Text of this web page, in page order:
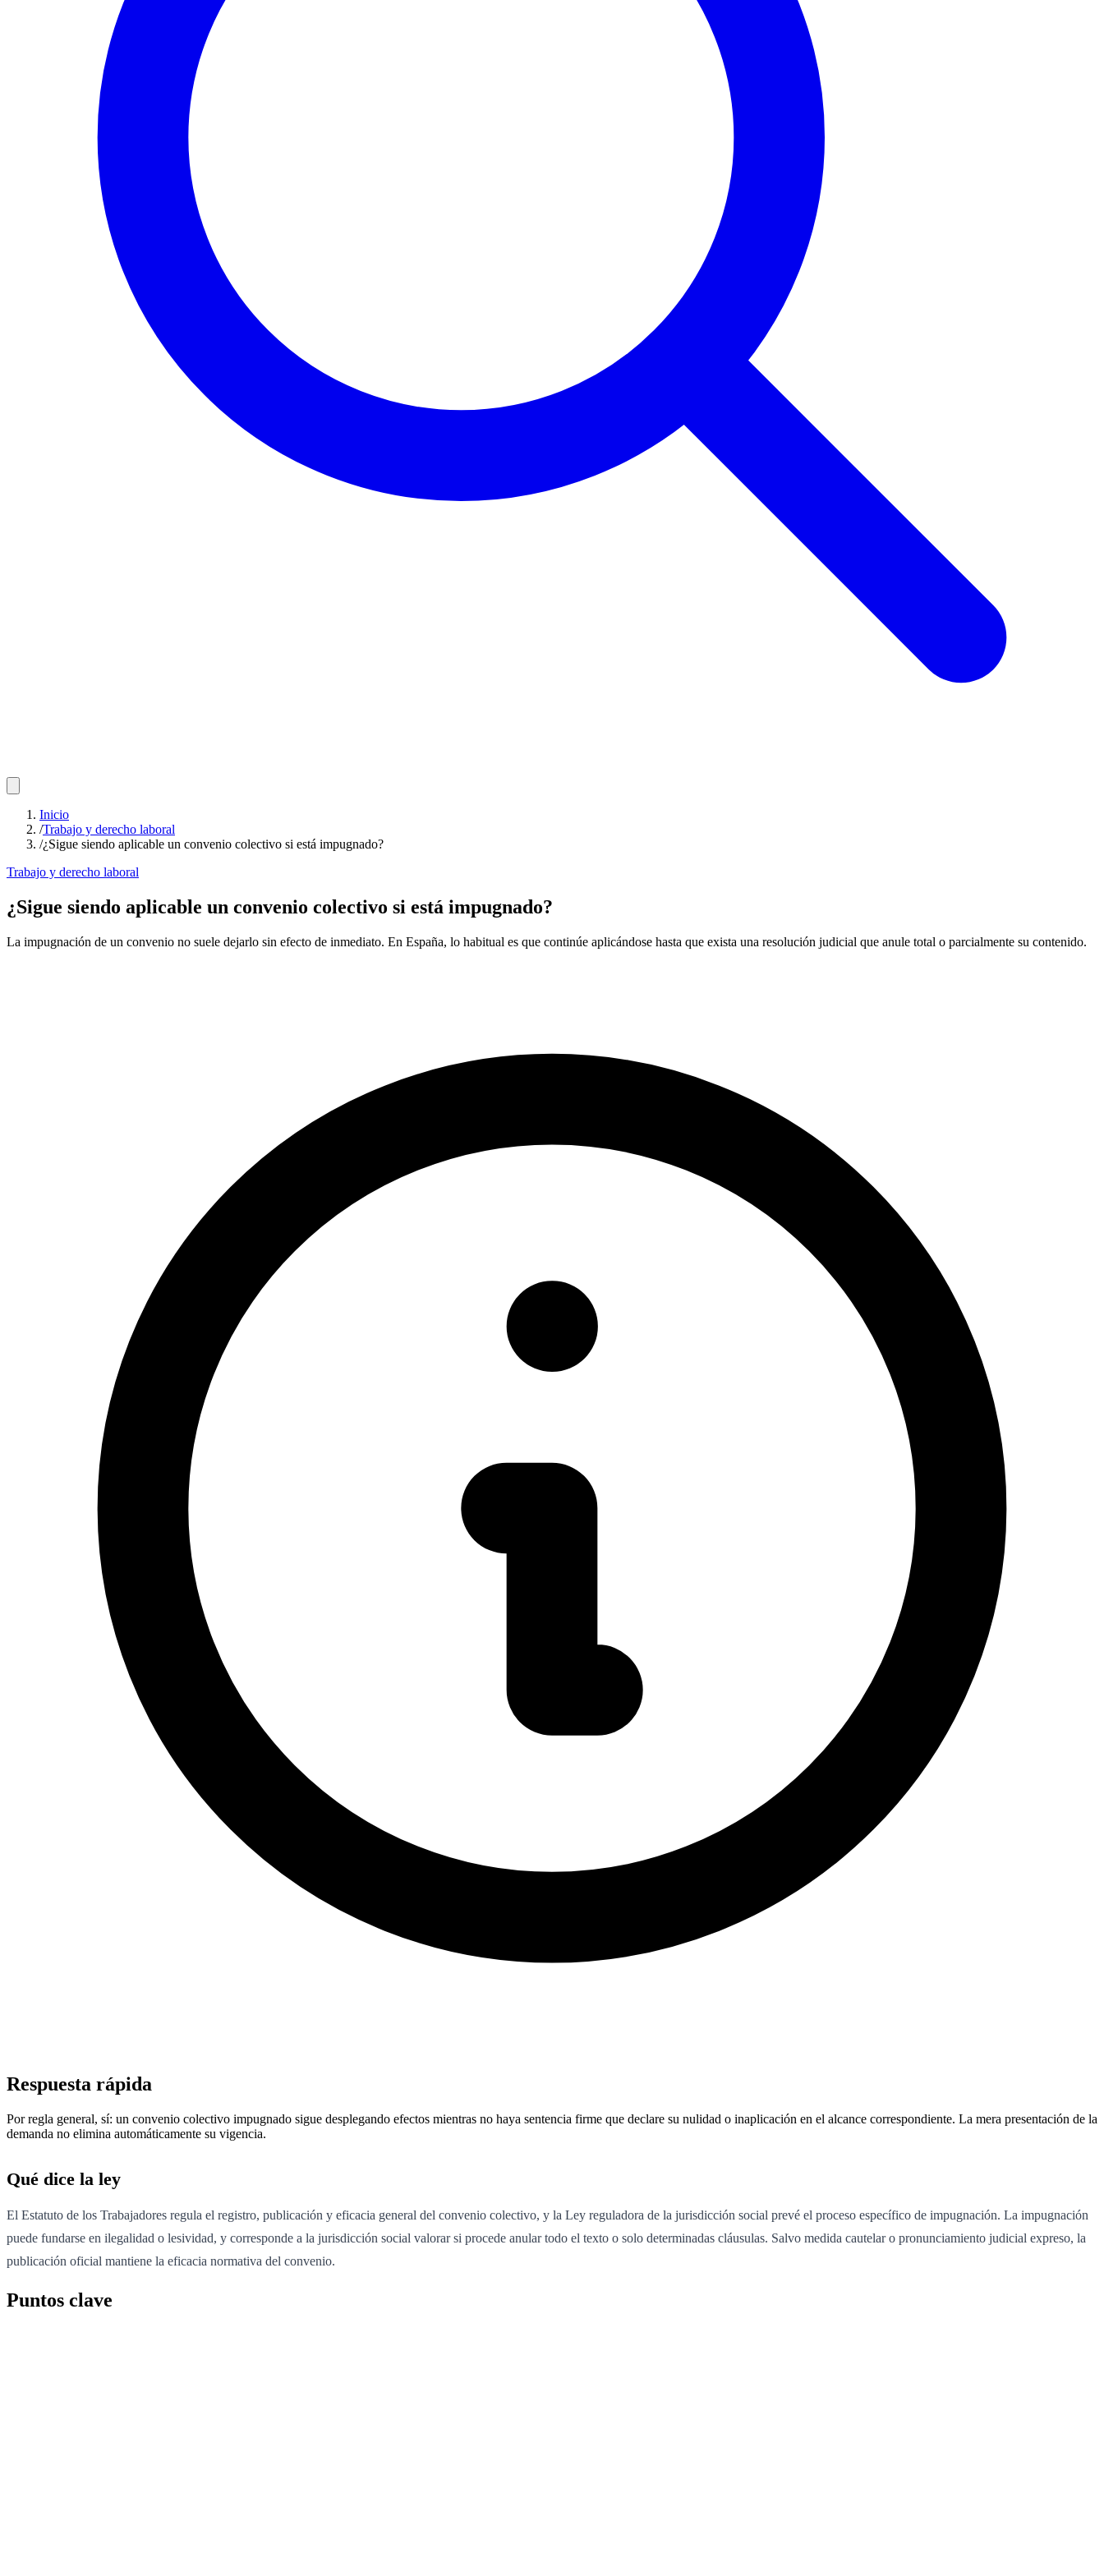
Inicio
/Trabajo y derecho laboral
/¿Sigue siendo aplicable un convenio colectivo si está impugnado?
Trabajo y derecho laboral
¿Sigue siendo aplicable un convenio colectivo si está impugnado?
La impugnación de un convenio no suele dejarlo sin efecto de inmediato. En España, lo habitual es que continúe aplicándose hasta que exista una resolución judicial que anule total o parcialmente su contenido.
Respuesta rápida
Por regla general, sí: un convenio colectivo impugnado sigue desplegando efectos mientras no haya sentencia firme que declare su nulidad o inaplicación en el alcance correspondiente. La mera presentación de la
demanda no elimina automáticamente su vigencia.
Qué dice la ley
El Estatuto de los Trabajadores regula el registro, publicación y eficacia general del convenio colectivo, y la Ley reguladora de la jurisdicción social prevé el proceso específico de impugnación. La impugnación
puede fundarse en ilegalidad o lesividad, y corresponde a la jurisdicción social valorar si procede anular todo el texto o solo determinadas cláusulas. Salvo medida cautelar o pronunciamiento judicial expreso, la
publicación oficial mantiene la eficacia normativa del convenio.
Puntos clave